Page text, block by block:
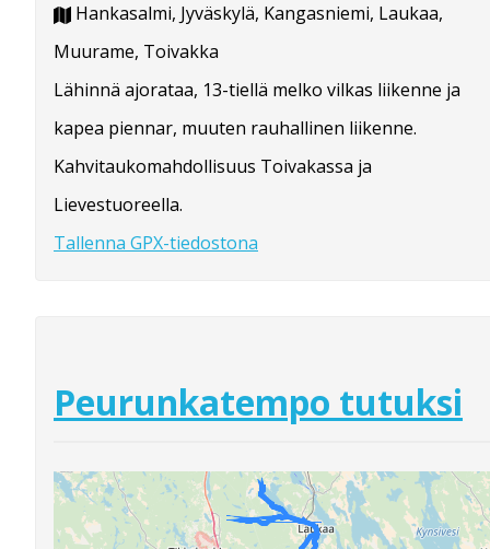
Hankasalmi, Jyväskylä, Kangasniemi, Laukaa,
Muurame, Toivakka
Lähinnä ajorataa, 13-tiellä melko vilkas liikenne ja
kapea piennar, muuten rauhallinen liikenne.
Kahvitaukomahdollisuus Toivakassa ja
Lievestuoreella.
Tallenna GPX-tiedostona
Peurunkatempo tutuksi